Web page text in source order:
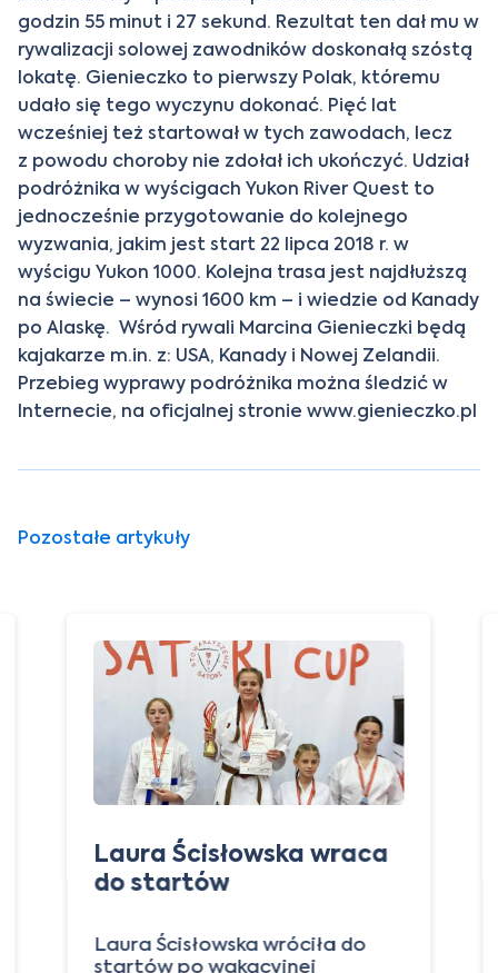
godzin 55 minut i 27 sekund. Rezultat ten dał mu w
rywalizacji solowej zawodników doskonałą szóstą
lokatę. Gienieczko to pierwszy Polak, któremu
udało się tego wyczynu dokonać. Pięć lat
wcześniej też startował w tych zawodach, lecz
z powodu choroby nie zdołał ich ukończyć. Udział
podróżnika w wyścigach Yukon River Quest to
jednocześnie przygotowanie do kolejnego
wyzwania, jakim jest start 22 lipca 2018 r. w
wyścigu Yukon 1000. Kolejna trasa jest najdłuższą
na świecie – wynosi 1600 km – i wiedzie od Kanady
po Alaskę. Wśród rywali Marcina Gienieczki będą
kajakarze m.in. z: USA, Kanady i Nowej Zelandii.
Przebieg wyprawy podróżnika można śledzić w
Internecie, na oficjalnej stronie www.gienieczko.pl
Pozostałe artykuły
Laura Ścisłowska wraca
do startów
Laura Ścisłowska wróciła do
startów po wakacyjnej